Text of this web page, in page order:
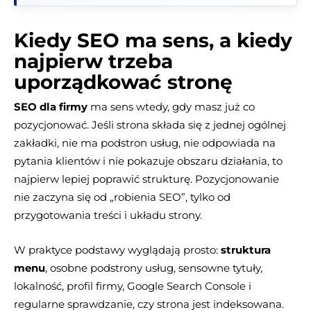
Kiedy SEO ma sens, a kiedy
najpierw trzeba
uporządkować stronę
SEO dla firmy ma sens wtedy, gdy masz już co
pozycjonować. Jeśli strona składa się z jednej ogólnej
zakładki, nie ma podstron usług, nie odpowiada na
pytania klientów i nie pokazuje obszaru działania, to
najpierw lepiej poprawić strukturę. Pozycjonowanie
nie zaczyna się od „robienia SEO”, tylko od
przygotowania treści i układu strony.
W praktyce podstawy wyglądają prosto: struktura
menu, osobne podstrony usług, sensowne tytuły,
lokalność, profil firmy, Google Search Console i
regularne sprawdzanie, czy strona jest indeksowana.